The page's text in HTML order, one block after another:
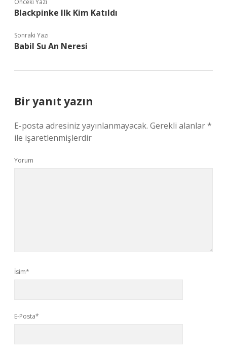
Önceki Yazı
Blackpinke Ilk Kim Katıldı
Sonraki Yazı
Babil Su An Neresi
Bir yanıt yazın
E-posta adresiniz yayınlanmayacak. Gerekli alanlar*
ile işaretlenmişlerdir
Yorum
İsim*
E-Posta*